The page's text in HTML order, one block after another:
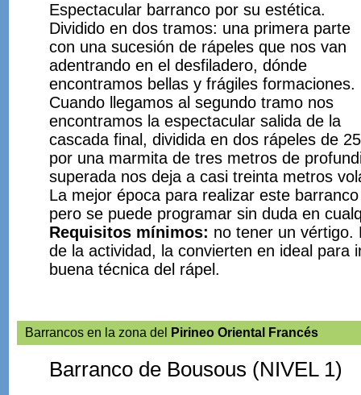
Espectacular barranco por su estética.
Dividido en dos tramos: una primera parte
con una sucesión de rápeles que nos van
adentrando en el desfiladero, dónde
encontramos bellas y frágiles formaciones.
Cuando llegamos al segundo tramo nos
encontramos la espectacular salida de la
cascada final, dividida en dos rápeles de
por una marmita de tres metros de
superada nos deja a casi treinta metros
La mejor época para realizar este
pero se puede programar sin duda en
Requisitos mínimos: no tener un vértigo.
de la actividad, la convierten en ideal para
buena técnica del rápel.
Barrancos en la zona del Pirineo Oriental Francés
Barranco de Bousous (NIVEL 1)